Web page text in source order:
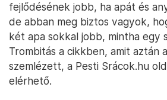
fejlődésének jobb, ha apát és
de abban meg biztos vagyok,
két apa sokkal jobb, mintha egy
Trombitás a cikkben, amit aztán a
szemlézett, a Pesti Srácok.hu
elérhető.